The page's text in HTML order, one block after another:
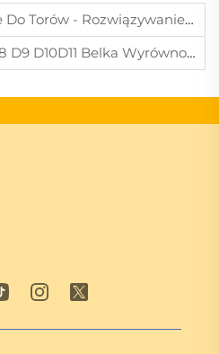
- Rozwiązywanie Problemów I Rozwiązania
D10D11 Belka Wyrównoważająca